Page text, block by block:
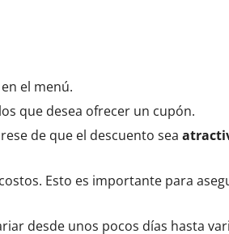
el menú.
que desea ofrecer un cupón.
de que el descuento sea
Esto es importante para
desde unos pocos días hasta